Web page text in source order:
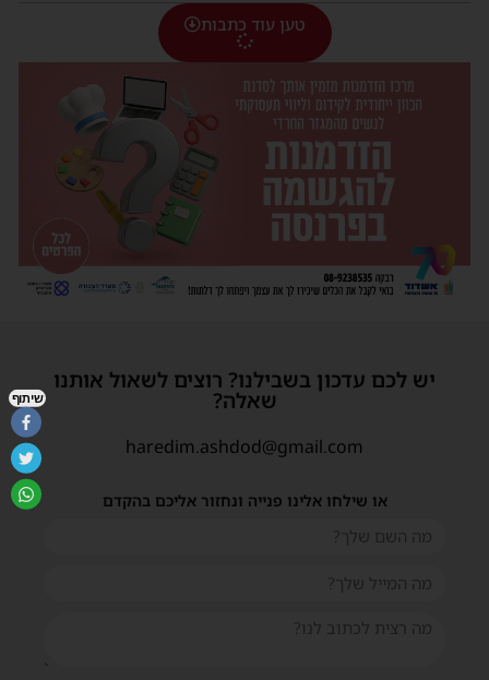
טען עוד כתבות
יש לכם עדכון בשבילנו? רוצים לשאול אותנו
שאלה?
haredim.ashdod@gmail.com
או שילחו אלינו פנייה ונחזור אליכם בהקדם
שיתוף